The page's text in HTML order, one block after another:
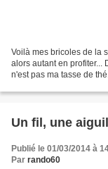
Voilà mes bricoles de la
alors autant en profiter...
n'est pas ma tasse de
Un fil, une
Publié le 01/03/2014 à
Par rando60